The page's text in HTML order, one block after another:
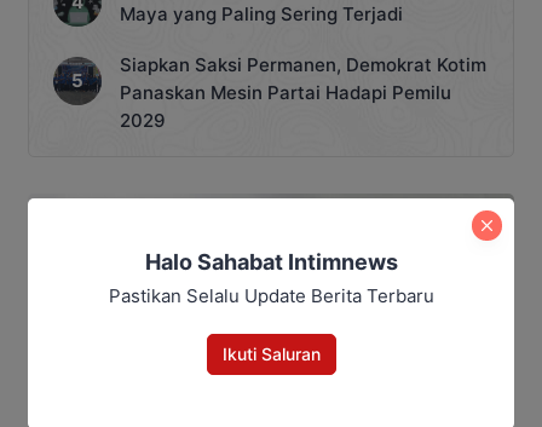
Maya yang Paling Sering Terjadi
Siapkan Saksi Permanen, Demokrat Kotim
Panaskan Mesin Partai Hadapi Pemilu
2029
Halo Sahabat Intimnews
Pastikan Selalu Update Berita Terbaru
Ikuti Saluran